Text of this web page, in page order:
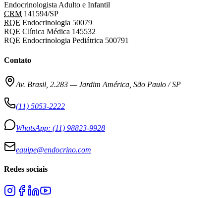
Endocrinologista Adulto e Infantil
CRM 141594/SP
RQE Endocrinologia 50079
RQE Clínica Médica 145532
RQE Endocrinologia Pediátrica 500791
Contato
Av. Brasil, 2.283 —Jardim América, São Paulo / SP
(11) 5053-2222
WhatsApp: (11) 98823-9928
equipe@endocrino.com
Redes sociais